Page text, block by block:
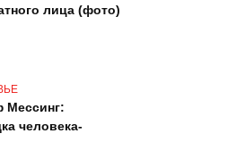
лица (фото)
Мессинг:
человека-